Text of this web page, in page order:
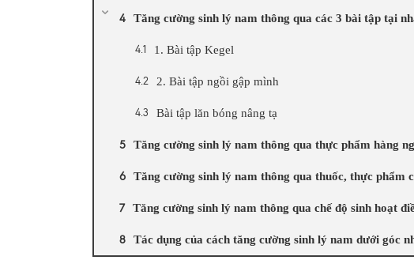
Tăng cường sinh lý nam thông qua các 3 bài tập tại
1. Bài tập Kegel
2. Bài tập ngồi gập mình
Bài tập lăn bóng nâng tạ
Tăng cường sinh lý nam thông qua thực phẩm hàng
Tăng cường sinh lý nam thông qua thuốc, thực phẩm
Tăng cường sinh lý nam thông qua chế độ sinh hoạt
Tác dụng của cách tăng cường sinh lý nam dưới góc